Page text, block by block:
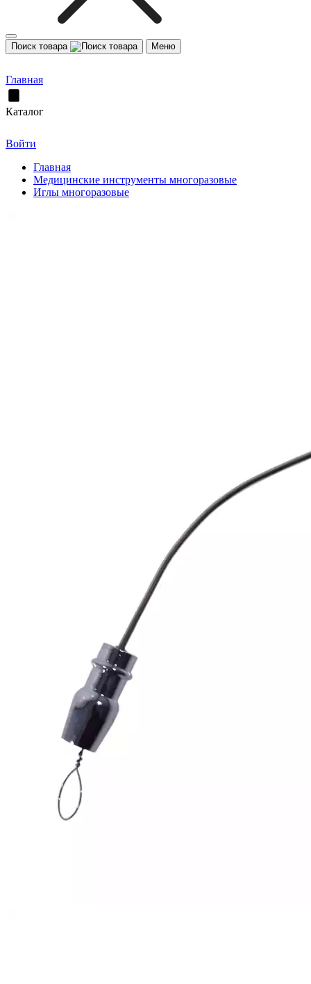
Поиск товара Меню
Главная
Каталог
Войти
Главная
Медицинские инструменты многоразовые
Иглы многоразовые